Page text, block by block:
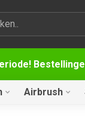
Airbrush